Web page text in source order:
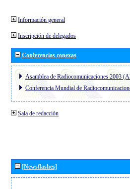
Información general
Inscripción de delegados
Conferencias conexas
Asamblea de Radiocomunicaciones 2003
Conferencia Mundial de
Sala de redacción
[Newsflashes]